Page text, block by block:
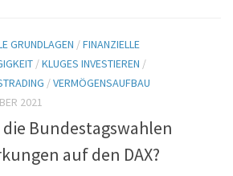
GRUNDLAGEN /FINANZIELLE
/KLUGES INVESTIEREN /
/VERMÖGENSAUFBAU
2021
die Bundestagswahlen
auf den DAX?